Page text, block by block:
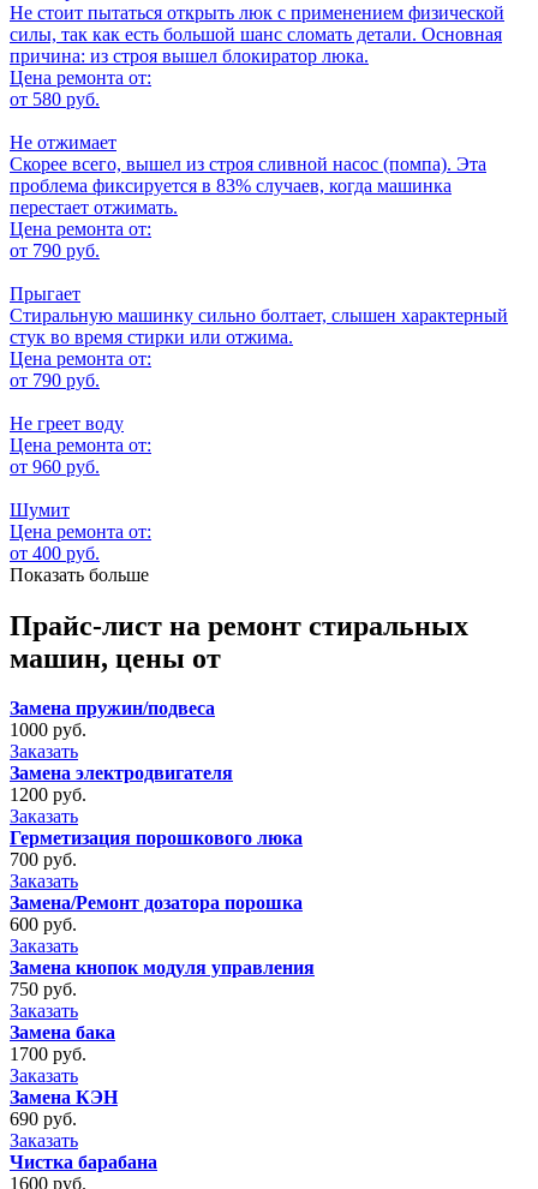
Не стоит пытаться открыть люк с применением физической
силы, так как есть большой шанс сломать детали. Основная
причина: из строя вышел блокиратор люка.
Цена ремонта от:
от 580 руб.
Не отжимает
Скорее всего, вышел из строя сливной насос (помпа). Эта
проблема фиксируется в 83% случаев, когда машинка
перестает отжимать.
Цена ремонта от:
от 790 руб.
Прыгает
Стиральную машинку сильно болтает, слышен характерный
стук во время стирки или отжима.
Цена ремонта от:
от 790 руб.
Не греет воду
Цена ремонта от:
от 960 руб.
Шумит
Цена ремонта от:
от 400 руб.
Показать больше
Прайс-лист на ремонт стиральных
машин, цены от
Замена пружин/подвеса
1000 руб.
Заказать
Замена электродвигателя
1200 руб.
Заказать
Герметизация порошкового люка
700 руб.
Заказать
Замена/Ремонт дозатора порошка
600 руб.
Заказать
Замена кнопок модуля управления
750 руб.
Заказать
Замена бака
1700 руб.
Заказать
Замена КЭН
690 руб.
Заказать
Чистка барабана
1600 руб.